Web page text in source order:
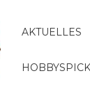
AKTUELLES